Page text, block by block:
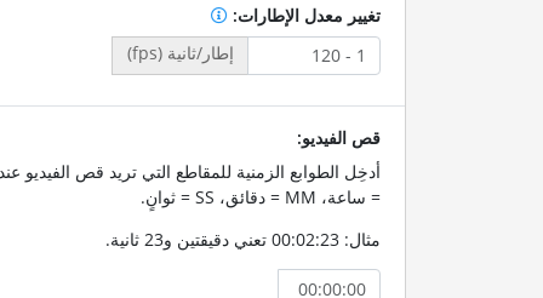
تغيير معدل الإطارات:
إطار/ثانية (fps)
قص الفيديو:
= ساعة، MM = دقائق، SS = ثوانٍ.
مثال: 00:02:23 تعني دقيقتين و23 ثانية.